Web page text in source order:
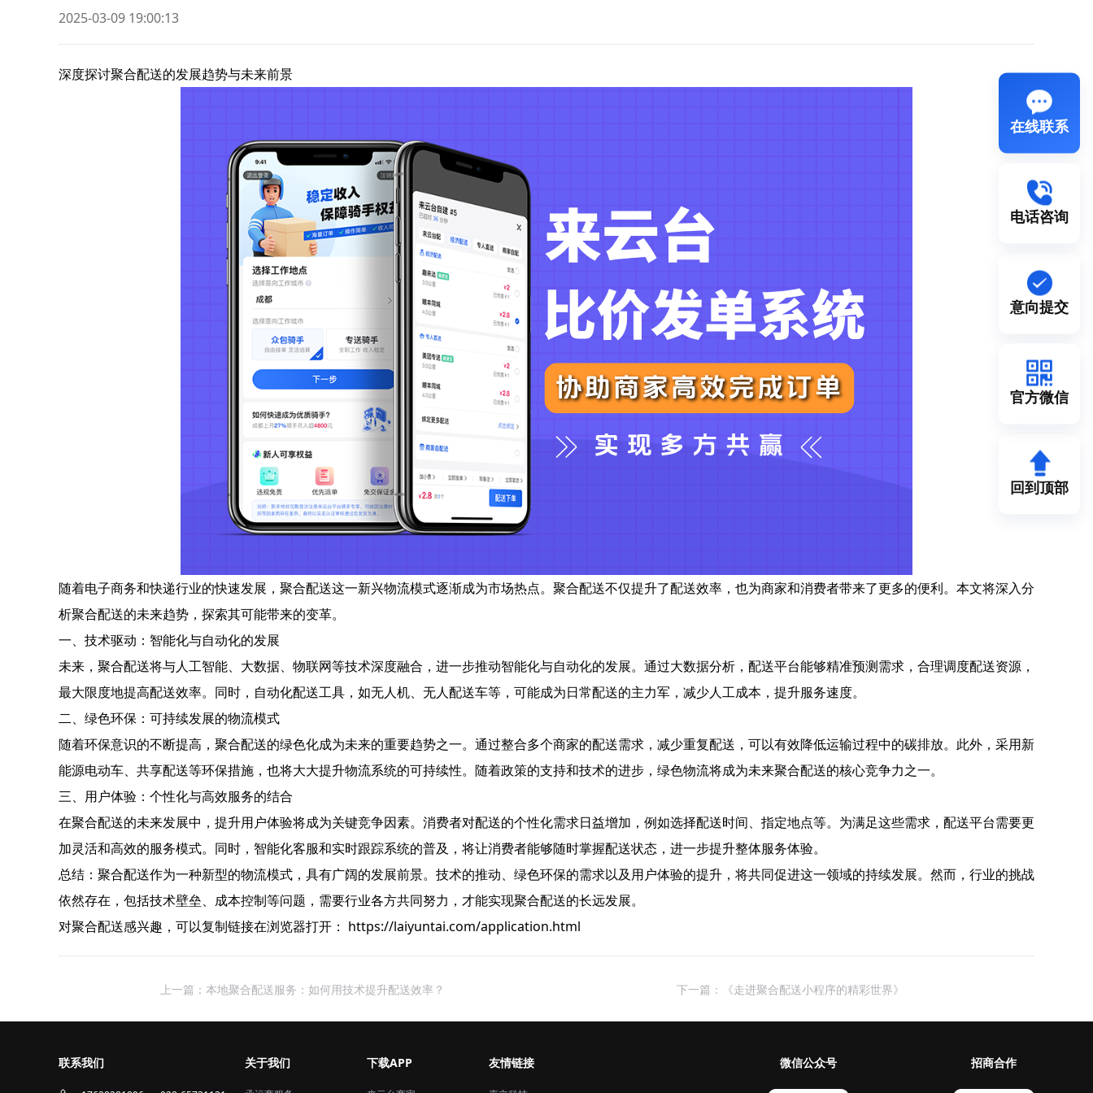
2025-03-09 19:00:13
深度探讨聚合配送的发展趋势与未来前景
随着电子商务和快递行业的快速发展，聚合配送这一新兴物流模式逐渐成为市场热点。聚合配送不仅提升了配送效率，也为商家和消费者带来了更多的便利。本文将深入分
析聚合配送的未来趋势，探索其可能带来的变革。
一、技术驱动：智能化与自动化的发展
未来，聚合配送将与人工智能、大数据、物联网等技术深度融合，进一步推动智能化与自动化的发展。通过大数据分析，配送平台能够精准预测需求，合理调度配送资源，
最大限度地提高配送效率。同时，自动化配送工具，如无人机、无人配送车等，可能成为日常配送的主力军，减少人工成本，提升服务速度。
二、绿色环保：可持续发展的物流模式
随着环保意识的不断提高，聚合配送的绿色化成为未来的重要趋势之一。通过整合多个商家的配送需求，减少重复配送，可以有效降低运输过程中的碳排放。此外，采用新
能源电动车、共享配送等环保措施，也将大大提升物流系统的可持续性。随着政策的支持和技术的进步，绿色物流将成为未来聚合配送的核心竞争力之一。
三、用户体验：个性化与高效服务的结合
在聚合配送的未来发展中，提升用户体验将成为关键竞争因素。消费者对配送的个性化需求日益增加，例如选择配送时间、指定地点等。为满足这些需求，配送平台需要更
加灵活和高效的服务模式。同时，智能化客服和实时跟踪系统的普及，将让消费者能够随时掌握配送状态，进一步提升整体服务体验。
总结：聚合配送作为一种新型的物流模式，具有广阔的发展前景。技术的推动、绿色环保的需求以及用户体验的提升，将共同促进这一领域的持续发展。然而，行业的挑战
依然存在，包括技术壁垒、成本控制等问题，需要行业各方共同努力，才能实现聚合配送的长远发展。
对聚合配送感兴趣，可以复制链接在浏览器打开： https://laiyuntai.com/application.html
上一篇：本地聚合配送服务：如何用技术提升配送效率？ 下一篇：《走进聚合配送小程序的精彩世界》
在线联系
电话咨询
意向提交
官方微信
回到顶部
联系我们 关于我们 下载APP 友情链接 微信公众号 招商合作